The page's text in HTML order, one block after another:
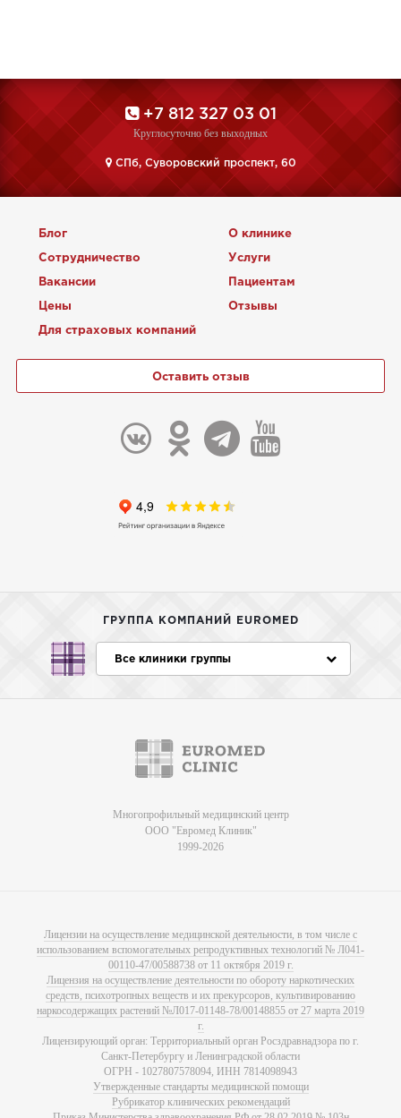
+7 812 327 03 01
Круглосуточно без выходных
CПб, Суворовский проспект, 60
Блог О клинике
Сотрудничество Услуги
Вакансии Пациентам
Цены Отзывы
Для страховых компаний
Оставить отзыв
ГРУППА КОМПАНИЙ EUROMED
Все клиники группы
Многопрофильный медицинский центр
ООО "Евромед Клиник"
1999-2026
Лицензии на осуществление медицинской деятельности, в том числе с
использованием вспомогательных репродуктивных технологий № Л041-
00110-47/00588738 от 11 октября 2019 г.
Лицензия на осуществление деятельности по обороту наркотических
средств, психотропных веществ и их прекурсоров, культивированию
наркосодержащих растений №Л017-01148-78/00148855 от 27 марта 2019
г.
Лицензирующий орган: Территориальный орган Росздравнадзора по г.
Санкт-Петербургу и Ленинградской области
ОГРН - 1027807578094, ИНН 7814098943
Утвержденные стандарты медицинской помощи
Рубрикатор клинических рекомендаций